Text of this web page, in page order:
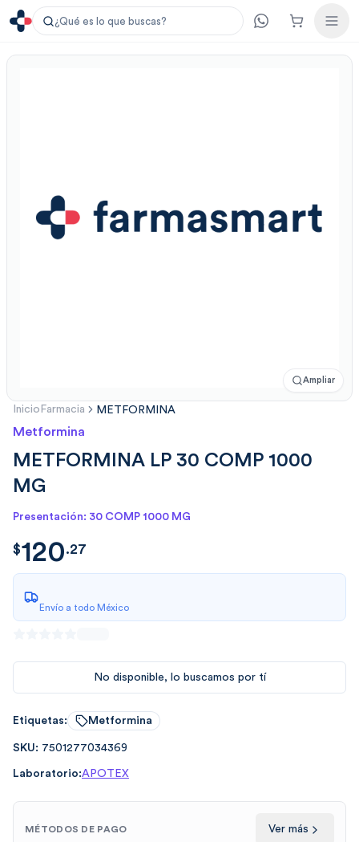
¿Qué es lo que buscas?
Ampliar
Inicio Farmacia METFORMINA
Metformina
METFORMINA LP 30 COMP 1000
MG
Presentación: 30 COMP 1000 MG
$120.27
$120.27
Envío a todo México
No disponible, lo buscamos por tí
Etiquetas: Metformina
SKU: 7501277034369
Laboratorio:APOTEX
MÉTODOS DE PAGO Ver más